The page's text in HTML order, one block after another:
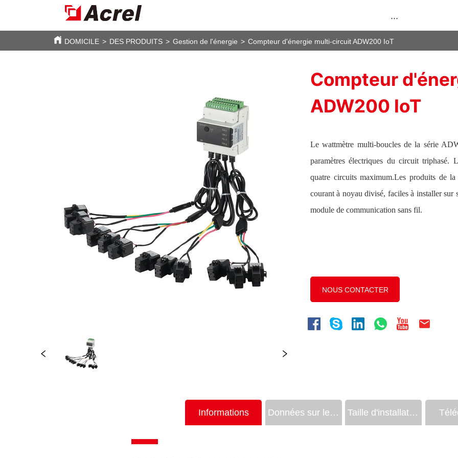
···
DOMICILE > DES PRODUITS > Gestion de l'énergie > Compteur d'énergie multi-circuit ADW200 IoT
Compteur
ADW200 IoT
NOUS CONTACTER
Informations Données sur les produits Taille d'installation